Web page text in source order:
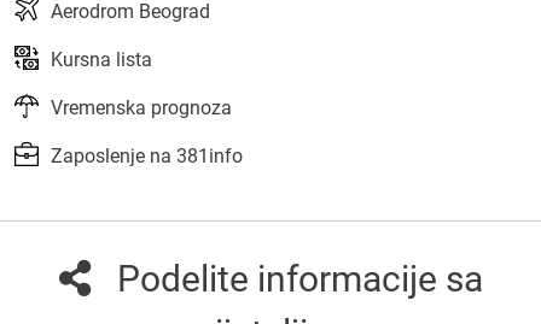
Aerodrom Beograd
Kursna lista
Vremenska prognoza
Zaposlenje na 381info
Podelite informacije sa